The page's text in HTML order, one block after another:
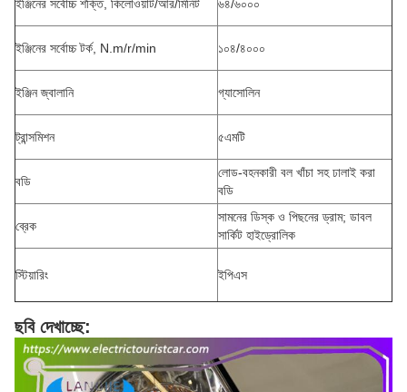
ইঞ্জিনের সর্বোচ্চ শক্তি, কিলোওয়াট/আর/মিনিট ৬৪/৬০০০
ইঞ্জিনের সর্বোচ্চ টর্ক, N.m/r/min ১০৪/৪০০০
ইঞ্জিন জ্বালানি গ্যাসোলিন
ট্রান্সমিশন ৫এমটি
বডি
লোড-বহনকারী বল খাঁচা সহ ঢালাই করা
বডি
ব্রেক
সামনের ডিস্ক ও পিছনের ড্রাম; ডাবল
সার্কিট হাইড্রোলিক
স্টিয়ারিং ইপিএস
ছবি দেখাচ্ছে: